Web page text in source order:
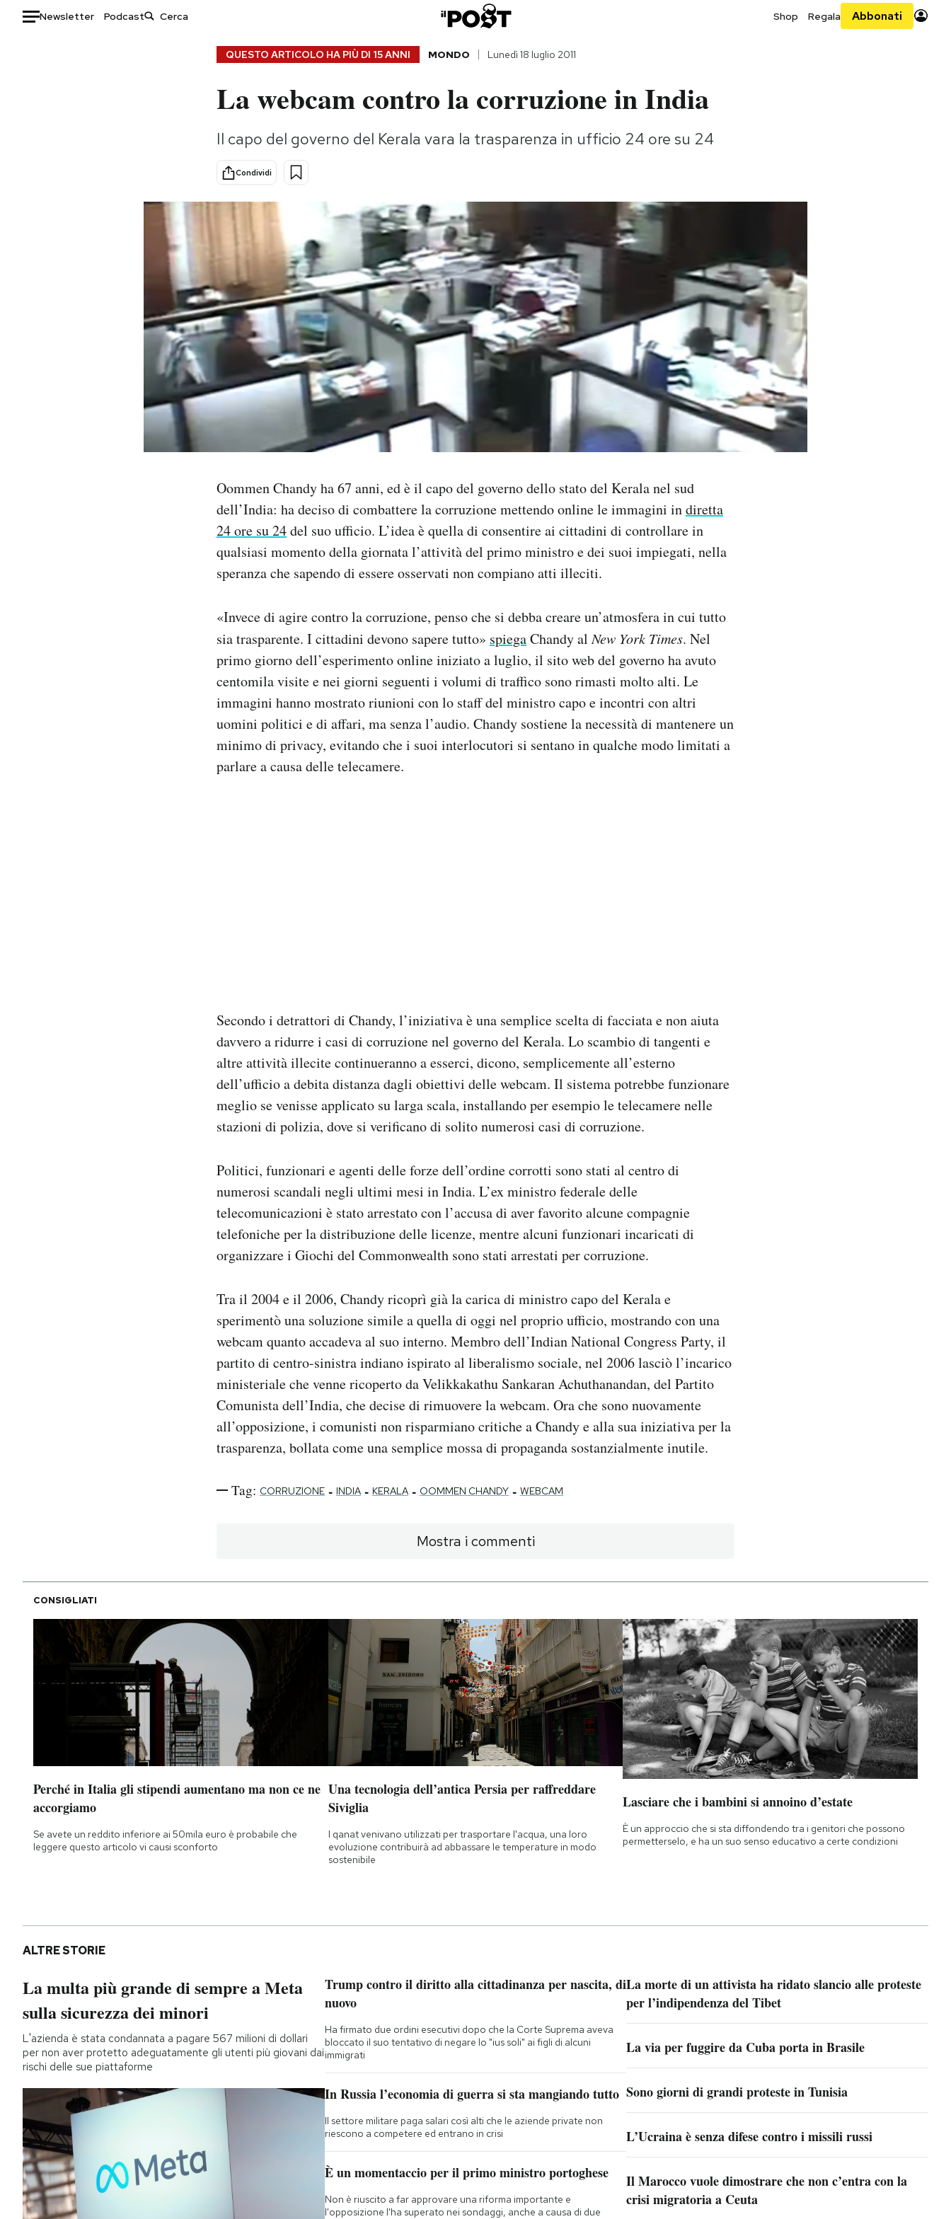
Newsletter Podcast Shop Regala Abbonati
Consumismi
Storie/Idee
Ok Boomer!
Mondiali calcio 2026
QUESTO ARTICOLO HA PIÙ DI 15 ANNI MONDO Lunedì 18 luglio 2011
La webcam contro la corruzione in India
Il capo del governo del Kerala vara la trasparenza in ufficio 24 ore su 24
Condividi
Oommen Chandy ha 67 anni, ed è il capo del governo dello stato del Kerala nel sud
dell’India: ha deciso di combattere la corruzione mettendo online le immagini indiretta
24 ore su 24del suo ufficio. L’idea è quella di consentire ai cittadini di controllare in
qualsiasi momento della giornata l’attività del primo ministro e dei suoi impiegati, nella
speranza che sapendo di essere osservati non compiano atti illeciti.
«Invece di agire contro la corruzione, penso che si debba creare un’atmosfera in cui tutto
sia trasparente. I cittadini devono sapere tutto» spiegaChandy alNew York Times. Nel
primo giorno dell’esperimento online iniziato a luglio, il sito web del governo ha avuto
centomila visite e nei giorni seguenti i volumi di traffico sono rimasti molto alti. Le
immagini hanno mostrato riunioni con lo staff del ministro capo e incontri con altri
uomini politici e di affari, ma senza l’audio. Chandy sostiene la necessità di mantenere un
minimo di privacy, evitando che i suoi interlocutori si sentano in qualche modo limitati a
parlare a causa delle telecamere.
Secondo i detrattori di Chandy, l’iniziativa è una semplice scelta di facciata e non aiuta
davvero a ridurre i casi di corruzione nel governo del Kerala. Lo scambio di tangenti e
altre attività illecite continueranno a esserci, dicono, semplicemente all’esterno
dell’ufficio a debita distanza dagli obiettivi delle webcam. Il sistema potrebbe funzionare
meglio se venisse applicato su larga scala, installando per esempio le telecamere nelle
stazioni di polizia, dove si verificano di solito numerosi casi di corruzione.
Politici, funzionari e agenti delle forze dell’ordine corrotti sono stati al centro di
numerosi scandali negli ultimi mesi in India. L’ex ministro federale delle
telecomunicazioni è stato arrestato con l’accusa di aver favorito alcune compagnie
telefoniche per la distribuzione delle licenze, mentre alcuni funzionari incaricati di
organizzare i Giochi del Commonwealth sono stati arrestati per corruzione.
Tra il 2004 e il 2006, Chandy ricoprì già la carica di ministro capo del Kerala e
sperimentò una soluzione simile a quella di oggi nel proprio ufficio, mostrando con una
webcam quanto accadeva al suo interno. Membro dell’Indian National Congress Party, il
partito di centro-sinistra indiano ispirato al liberalismo sociale, nel 2006 lasciò l’incarico
ministeriale che venne ricoperto da Velikkakathu Sankaran Achuthanandan, del Partito
Comunista dell’India, che decise di rimuovere la webcam. Ora che sono nuovamente
all’opposizione, i comunisti non risparmiano critiche a Chandy e alla sua iniziativa per la
trasparenza, bollata come una semplice mossa di propaganda sostanzialmente inutile.
Tag: CORRUZIONE - INDIA - KERALA - OOMMEN CHANDY - WEBCAM
Mostra i commenti
CONSIGLIATI
Perché in Italia gli stipendi aumentano ma non ce ne
accorgiamo
Se avete un reddito inferiore ai 50mila euro è probabile che
leggere questo articolo vi causi sconforto
Una tecnologia dell’antica Persia per raffreddare
Siviglia
I qanat venivano utilizzati per trasportare l'acqua, una loro
evoluzione contribuirà ad abbassare le temperature in modo
sostenibile
Lasciare che i bambini si annoino d’estate
È un approccio che si sta diffondendo tra i genitori che possono
permetterselo, e ha un suo senso educativo a certe condizioni
ALTRE STORIE
La multa più grande di sempre a Meta
sulla sicurezza dei minori
L'azienda è stata condannata a pagare 567 milioni di dollari
per non aver protetto adeguatamente gli utenti più giovani dai
rischi delle sue piattaforme
Trump contro il diritto alla cittadinanza per nascita, di
nuovo
Ha firmato due ordini esecutivi dopo che la Corte Suprema aveva
bloccato il suo tentativo di negare lo "ius soli" ai figli di alcuni
immigrati
In Russia l’economia di guerra si sta mangiando tutto
Il settore militare paga salari così alti che le aziende private non
riescono a competere ed entrano in crisi
È un momentaccio per il primo ministro portoghese
Non è riuscito a far approvare una riforma importante e
l'opposizione l'ha superato nei sondaggi, anche a causa di due
La morte di un attivista ha ridato slancio alle proteste
per l’indipendenza del Tibet
La via per fuggire da Cuba porta in Brasile
Sono giorni di grandi proteste in Tunisia
L’Ucraina è senza difese contro i missili russi
Il Marocco vuole dimostrare che non c’entra con la
crisi migratoria a Ceuta